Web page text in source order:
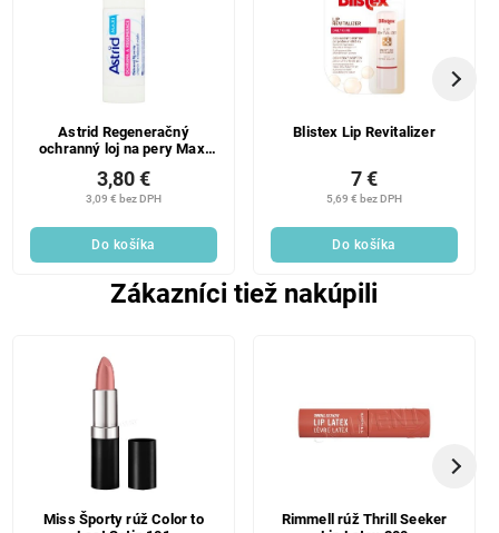
Astrid Regeneračný
ochranný loj na pery Maxi
3,09 € bez DPH
3,80 €
Do košíka
Blistex Lip Revitalizer
5,69 € bez DPH
7 €
Do košíka
Zákazníci tiež nakúpili
Miss Športy rúž Color to
Rimmell rúž Thrill Seeker